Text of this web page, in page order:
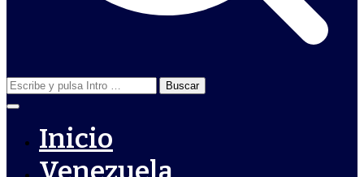
Buscar:
Inicio